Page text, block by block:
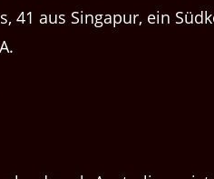
41 aus Singapur, ein